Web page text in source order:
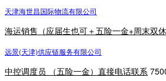
天津海世昌国际物流有限公司
海运销售（应届生也可＋五险一金+周末双休
远景(天津)供应链服务有限公司
中控调度员 （五险一金）直接电话联系